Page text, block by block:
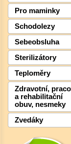
Pro maminky
Schodolezy
Sebeobsluha
Sterilizátory
Teploměry
Zdravotní,
a rehabilitační
obuv, nesmeky
Zvedáky